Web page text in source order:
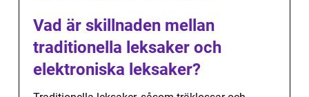
Vad är skillnaden mellan
traditionella leksaker och
elektroniska leksaker?